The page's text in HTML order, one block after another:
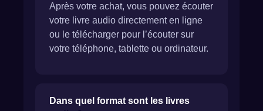
Après votre achat, vous pouvez écouter
votre livre audio directement en ligne
ou le télécharger pour l’écouter sur
votre téléphone, tablette ou ordinateur.
Dans quel format sont les livres